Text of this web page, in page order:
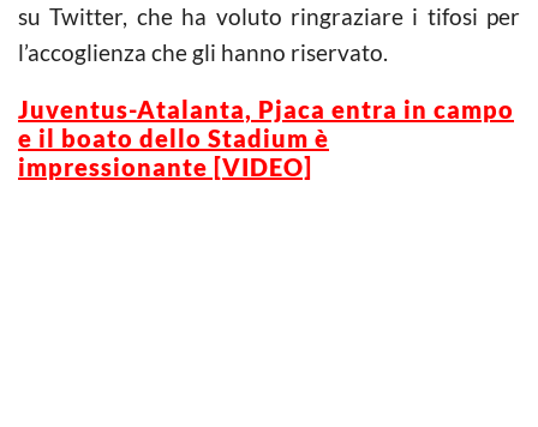
su Twitter, che ha voluto ringraziare i tifosi per
l’accoglienza che gli hanno riservato.
Juventus-Atalanta, Pjaca entra in campo
e il boato dello Stadium è
impressionante [VIDEO]